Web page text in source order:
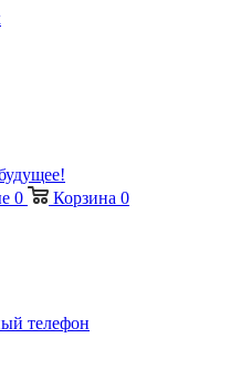
0 Корзина 0
телефон